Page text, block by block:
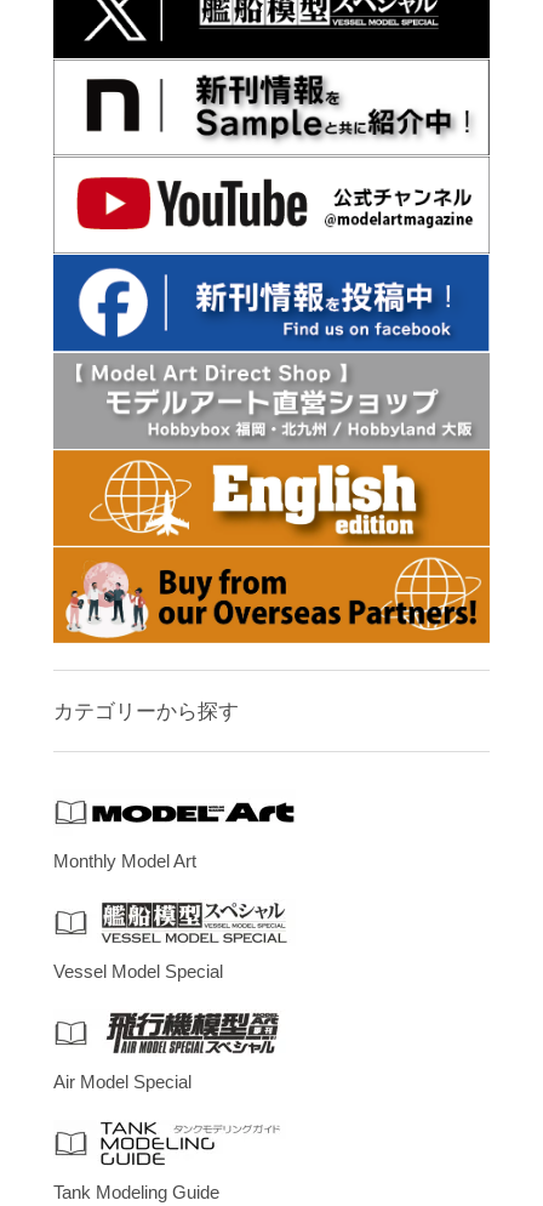
カテゴリーから探す
Monthly Model Art
Vessel Model Special
Air Model Special
Tank Modeling Guide